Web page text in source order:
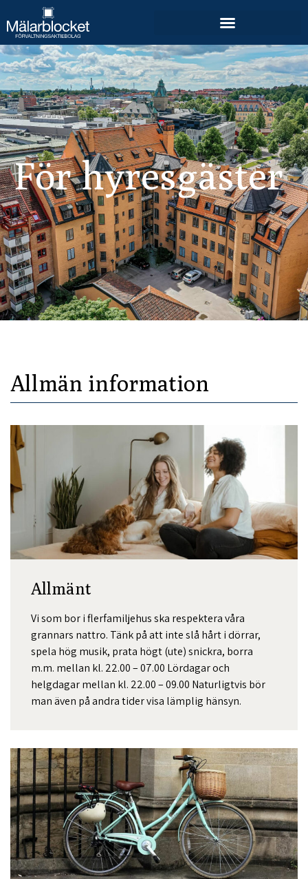
För hyresgäster
Allmän information
Allmänt
Vi som bor i flerfamiljehus ska respektera våra
grannars nattro. Tänk på att inte slå hårt i dörrar,
spela hög musik, prata högt (ute) snickra, borra
m.m. mellan kl. 22.00 – 07.00 Lördagar och
helgdagar mellan kl. 22.00 – 09.00 Naturligtvis bör
man även på andra tider visa lämplig hänsyn.